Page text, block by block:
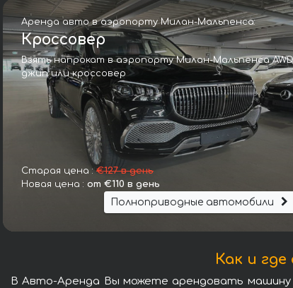
Аренда авто в аэропорту Милан-Мальпенса:
Кроссовер
Взять напрокат в аэропорту Милан-Мальпенса AWD
джип или кроссовер
Старая цена :€127 в день
Новая цена : от €110 в день
Полноприводные автомобили
Как и
В Авто-Аренда Вы можете арендовать машину